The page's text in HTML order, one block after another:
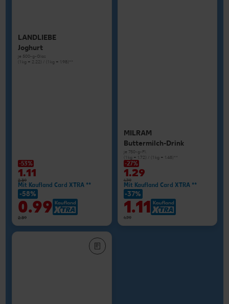
LANDLIEBE
Joghurt
je 500-g-Glas
(1 kg = 2.22) / (1 kg = 1.98)**
-53%
1.11
2.39
Mit Kaufland Card XTRA **
-58%
0.99
2.39
MILRAM
Buttermilch-Drink
je 750-g-Fl.
(1 kg = 1.72) / (1 kg = 1.48)**
-27%
1.29
1.79
Mit Kaufland Card XTRA **
-37%
1.11
1.79